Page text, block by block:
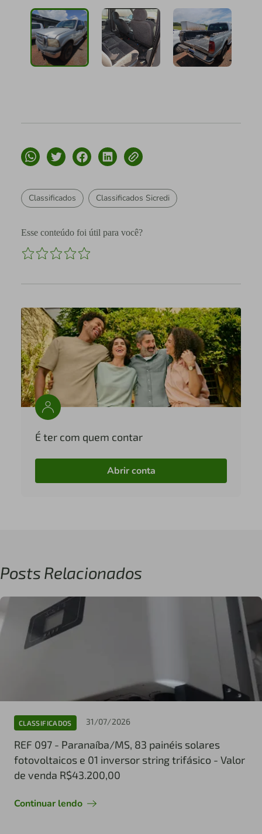
Classificados Classificados Sicredi
Esse conteúdo foi útil para você?
É ter com quem contar
Abrir conta
Posts Relacionados
CLASSIFICADOS 31/07/2026
REF 097 - Paranaíba/MS, 83 painéis solares
fotovoltaicos e 01 inversor string trifásico - Valor
de venda R$43.200,00
Continuar lendo